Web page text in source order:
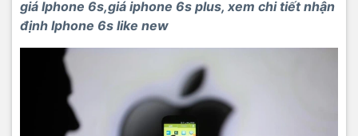
giá Iphone 6s,giá iphone 6s plus, xem chi tiết nhận
định Iphone 6s like new